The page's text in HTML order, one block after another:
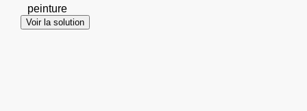
peinture
Voir la solution